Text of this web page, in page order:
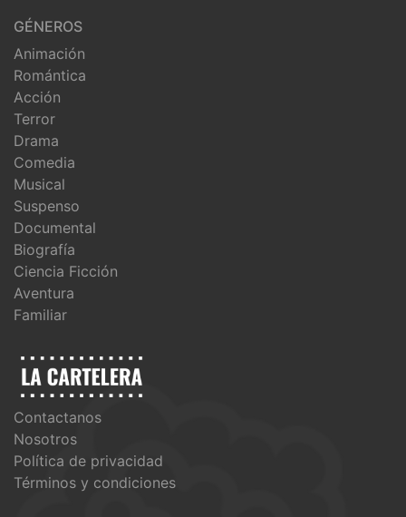
GÉNEROS
Animación
Romántica
Acción
Terror
Drama
Comedia
Musical
Suspenso
Documental
Biografía
Ciencia Ficción
Aventura
Familiar
Contactanos
Nosotros
Política de privacidad
Términos y condiciones